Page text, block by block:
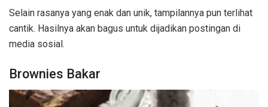
Selain rasanya yang enak dan unik, tampilannya pun terlihat
cantik. Hasilnya akan bagus untuk dijadikan postingan di
media sosial.
Brownies Bakar